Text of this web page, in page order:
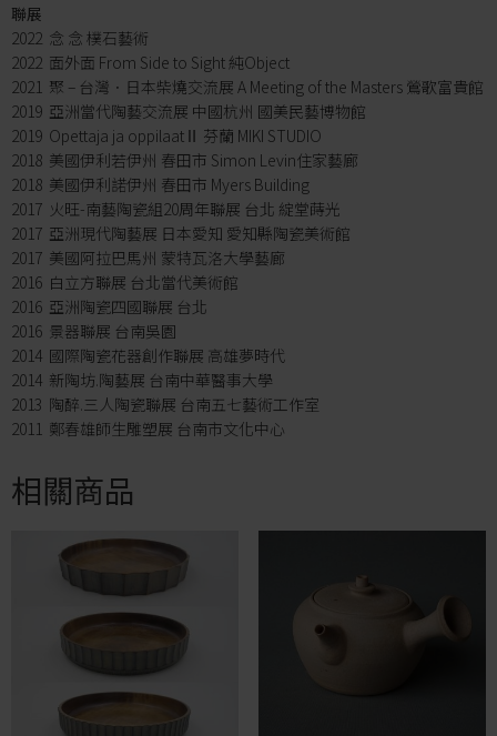
聯展
2022 念 念 樸石藝術
2022 面外面 From Side to Sight 純Object
2021 聚 – 台灣．日本柴燒交流展 A Meeting of the Masters 鶯歌富貴館
2019 亞洲當代陶藝交流展 中國杭州 國美民藝博物館
2019 Opettaja ja oppilaatⅡ 芬蘭 MIKI STUDIO
2018 美國伊利若伊州 春田市 Simon Levin住家藝廊
2018 美國伊利諾伊州 春田市 Myers Building
2017 火旺-南藝陶瓷組20周年聯展 台北 綻堂蒔光
2017 亞洲現代陶藝展 日本愛知 愛知縣陶瓷美術館
2017 美國阿拉巴馬州 蒙特瓦洛大學藝廊
2016 白立方聯展 台北當代美術館
2016 亞洲陶瓷四國聯展 台北
2016 景器聯展 台南吳園
2014 國際陶瓷花器創作聯展 高雄夢時代
2014 新陶坊.陶藝展 台南中華醫事大學
2013 陶醉.三人陶瓷聯展 台南五七藝術工作室
2011 鄭春雄師生雕塑展 台南市文化中心
相關商品